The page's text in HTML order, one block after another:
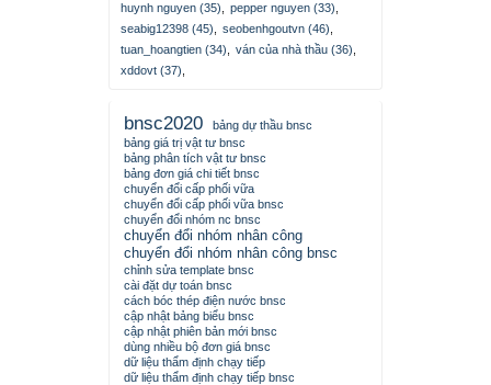
huynh nguyen (35)
pepper nguyen (33)
seabig12398 (45)
seobenhgoutvn (46)
tuan_hoangtien (34)
ván của nhà thầu (36)
xddovt (37)
bnsc2020
bảng dự thầu bnsc
bảng giá trị vật tư bnsc
bảng phân tích vật tư bnsc
bảng đơn giá chi tiết bnsc
chuyển đổi cấp phối vữa
chuyển đổi cấp phối vữa bnsc
chuyển đổi nhóm nc bnsc
chuyển đổi nhóm nhân công
chuyển đổi nhóm nhân công bnsc
chỉnh sửa template bnsc
cài đặt dự toán bnsc
cách bóc thép điện nước bnsc
cập nhật bảng biểu bnsc
cập nhật phiên bản mới bnsc
dùng nhiều bộ đơn giá bnsc
dữ liệu thẩm định chạy tiếp
dữ liệu thẩm định chạy tiếp bnsc